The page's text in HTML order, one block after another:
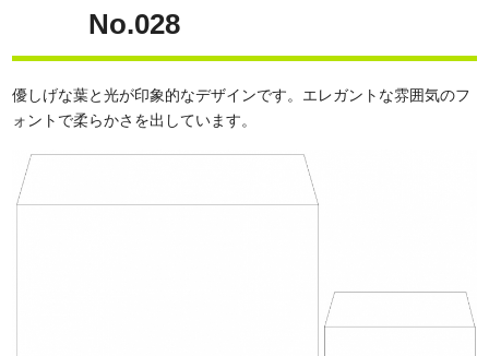
No.028
優しげな葉と光が印象的なデザインです。エレガントな雰囲気のフ
ォントで柔らかさを出しています。